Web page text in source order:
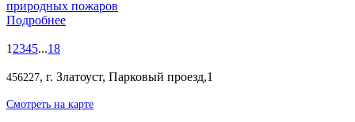
природных пожаров
Подробнее
1 2345...18
456227, г. Златоуст, Парковый проезд,1
Смотреть на карте